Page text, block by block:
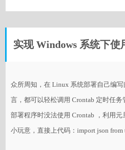
实现 Windows 系统下
众所周知，在 Linux 系统部署自己编
言，都可以轻松调用 Crontab 定时任
部署程序时没法使用 Crontab ，利用
小玩意，直接上代码：import json from